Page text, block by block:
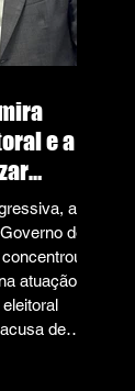
e a
a
do
atuação
de